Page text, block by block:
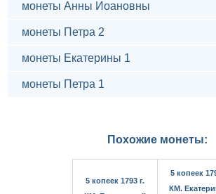
монеты Анны Иоановны
монеты Петра 2
монеты Екатерины 1
монеты Петра 1
Похожие монеты:
5 копеек 1793 г.
5 копеек
КМ.